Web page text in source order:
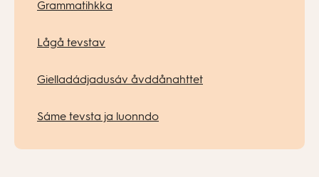
Grammatihkka
Lågå tevstav
Gielladádjadusáv åvddånahttet
Sáme tevsta ja luonndo